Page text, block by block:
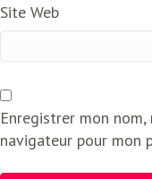
Site Web
Enregistrer mon
navigateur pour mon